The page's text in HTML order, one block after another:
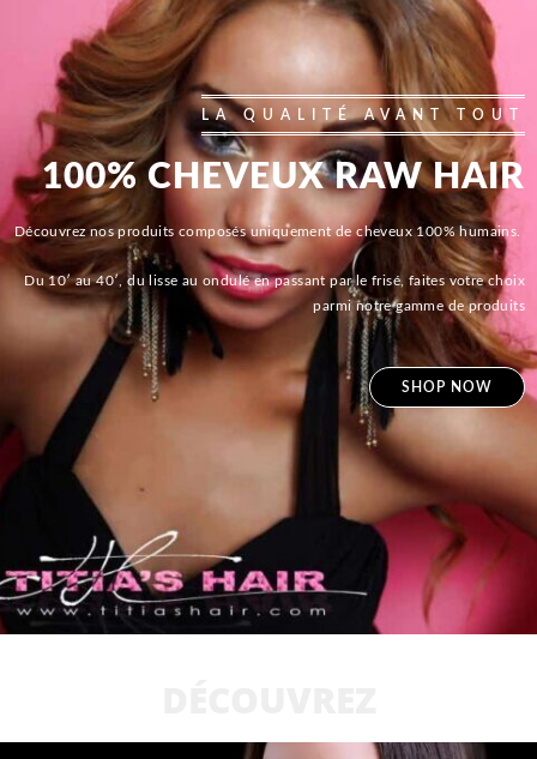
LA QUALITÉ AVANT TOUT
100% CHEVEUX RAW HAIR
Découvrez nos produits composés uniquement de cheveux 100% humains.
Du 10′ au 40′, du lisse au ondulé en passant par le frisé, faites votre choix
parmi notre gamme de produits
SHOP NOW